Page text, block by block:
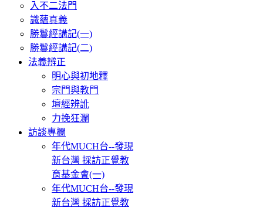
入不二法門
識蘊真義
勝鬘經講記(一)
勝鬘經講記(二)
法義辨正
明心與初地釋
宗門與教門
壇經辨訛
力挽狂瀾
訪談專欄
年代MUCH台--發現
新台灣 採訪正覺教
育基金會(一)
年代MUCH台--發現
新台灣 採訪正覺教